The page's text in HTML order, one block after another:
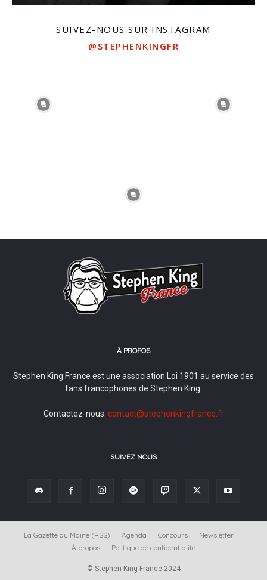
SUIVEZ-NOUS SUR INSTAGRAM
@STEPHENKINGFR
À PROPOS
Stephen King France est une association Loi 1901 au service des
fans francophones de Stephen King.
Contactez-nous: contact@stephenkingfrance.fr
SUIVEZ NOUS
La Gazette du Maine (RSS) Agenda Concours
Newsletter
À propos
Politique de confidentialité
© Stephen King France 2024